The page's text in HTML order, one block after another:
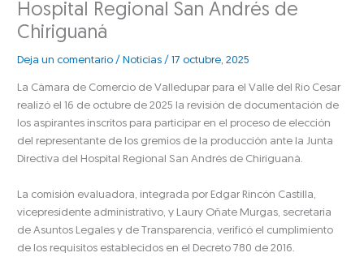
Hospital Regional San Andrés de
Chiriguaná
Deja un comentario / Noticias /17 octubre, 2025
La Cámara de Comercio de Valledupar para el Valle del Río Cesar
realizó el 16 de octubre de 2025 la revisión de documentación de
los aspirantes inscritos para participar en el proceso de elección
del representante de los gremios de la producción ante la Junta
Directiva del Hospital Regional San Andrés de Chiriguaná.
La comisión evaluadora, integrada por Edgar Rincón Castilla,
vicepresidente administrativo, y Laury Oñate Murgas, secretaria
de Asuntos Legales y de Transparencia, verificó el cumplimiento
de los requisitos establecidos en el Decreto 780 de 2016.